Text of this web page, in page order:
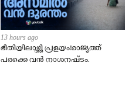
13 hours ago
ഭീതിയിലാഴ്ത്തി പ്രളയം!രാജ്യത്ത്
പരക്കെ വൻ നാശനഷ്ടം.